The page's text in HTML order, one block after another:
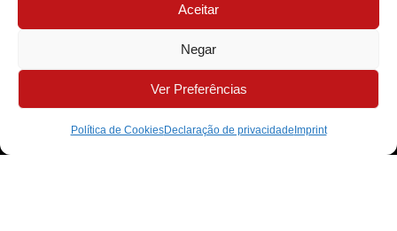
Aceitar
Negar
Ver Preferências
Política de CookiesDeclaração de privacidade Imprint